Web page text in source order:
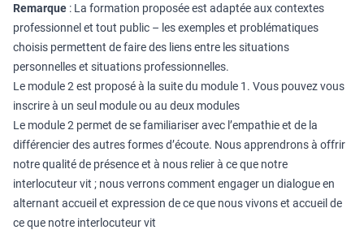
Remarque : La formation proposée est adaptée aux contextes
professionnel et tout public – les exemples et problématiques
choisis permettent de faire des liens entre les situations
personnelles et situations professionnelles.
Le module 2 est proposé à la suite du module 1. Vous pouvez vous
inscrire à un seul module ou au deux modules
Le module 2 permet de se familiariser avec l’empathie et de la
différencier des autres formes d’écoute. Nous apprendrons à offrir
notre qualité de présence et à nous relier à ce que notre
interlocuteur vit ; nous verrons comment engager un dialogue en
alternant accueil et expression de ce que nous vivons et accueil de
ce que notre interlocuteur vit